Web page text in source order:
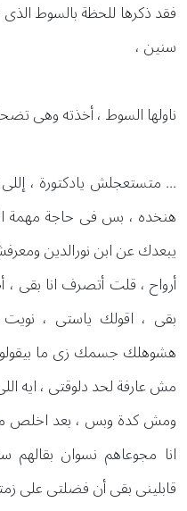
فقد ذكرها للحظة بالسوط
سنين ،
ناولها السوط ، أخذته وهى
... متستعجلش يادكتورة ،
هنخده ، بس فى حاجة مهمة
يبعدك عن ابن نورالدين
أرواح ، قلت أتصرف انا بقى
بقى ، اقولك ياستى ،
هشوهلك جسمك زى ما
مش عارفة لحد دلوقتى ، ايه
ومش كدة وبس ، بعد اخلص
انا مجوعاهم نسوان
قابلينى بقى أن فضلتى على